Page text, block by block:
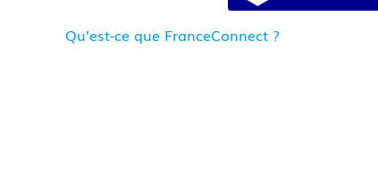
Qu’est-ce que FranceConnect ?